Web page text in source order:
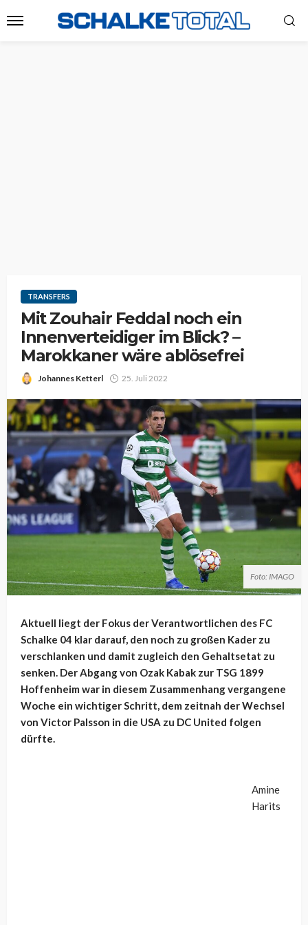
TRANSFERS
Mit Zouhair Feddal noch ein
Innenverteidiger im Blick? –
Marokkaner wäre ablösefrei
Johannes Ketterl 25. Juli 2022
Foto: IMAGO
Aktuell liegt der Fokus der Verantwortlichen des FC
Schalke 04 klar darauf, den noch zu großen Kader zu
verschlanken und damit zugleich den Gehaltsetat zu
senken. Der Abgang von Ozak Kabak zur TSG 1899
Hoffenheim war in diesem Zusammenhang vergangene
Woche ein wichtiger Schritt, dem zeitnah der Wechsel
von Victor Palsson in die USA zu DC United folgen
dürfte.
Amine
Harits